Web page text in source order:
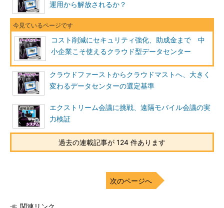
運用から解放されるか？
コスト削減にセキュリティ強化、助成金まで 中
小企業こそ使えるクラウド型データセンター
クラウドファーストからクラウドマストへ、大きく
変わるデータセンターの選定基準
エクストリーム会議に挑戦、遠隔モバイル会議の実
力検証
過去の連載記事が 124 件あります
次のページへ
関連リンク